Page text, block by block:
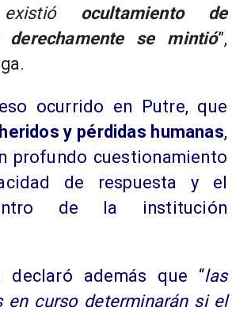
ocultamiento de
se mintió”,
ocurrido en Putre, que
y pérdidas humanas,
profundo cuestionamiento
de respuesta y el
de la institución
declaró además que “las
en curso determinarán si el